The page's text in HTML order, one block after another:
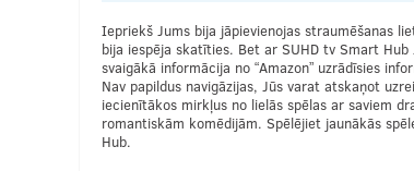
Iepriekš Jums bija jāpievienojas straumēšanas
bija iespēja skatīties. Bet ar SUHD tv Smart
svaigākā informācija no “Amazon” uzrādīsies
Nav papildus navigāzijas, Jūs varat atskaņot
iecienītākos mirkļus no lielās spēlas ar saviem
romantiskām komēdijām. Spēlējiet jaunākās
Hub.